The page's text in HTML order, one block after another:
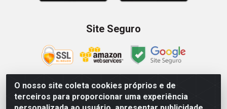
O nosso site coleta cookies próprios e de
terceiros para proporcionar uma experiência
Site Seguro
Zein Importação e Comércio LTDA - Av. Senador Queiróz, 274